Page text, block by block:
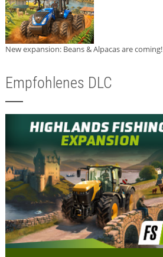
New expansion: Beans & Alpacas are coming!
Empfohlenes DLC